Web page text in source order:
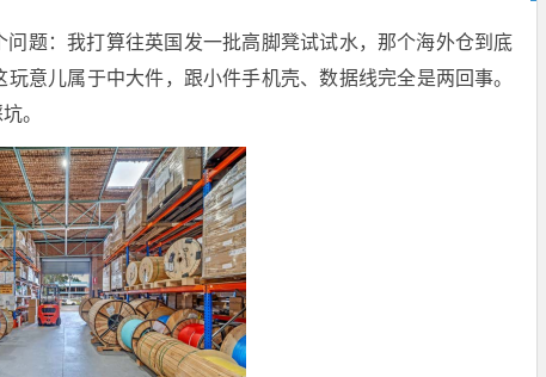
题：我打算往英国发一批高脚凳试试水，那个海外仓到底
意儿属于中大件，跟小件手机壳、数据线完全是两回事。
。